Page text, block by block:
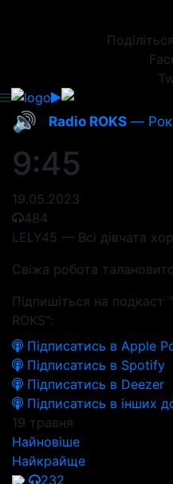
🔊 Radio ROKS —
9:45
19.05.2023
484
LELY45 — Всі дівчата
Свіжа робота
Підпишіться на
ROKS":
Підписатись в Apple
Підписатись в Spotify
Підписатись в Deezer
Підписатись в інших
19 травня
Найновіше
Найкрайще
232